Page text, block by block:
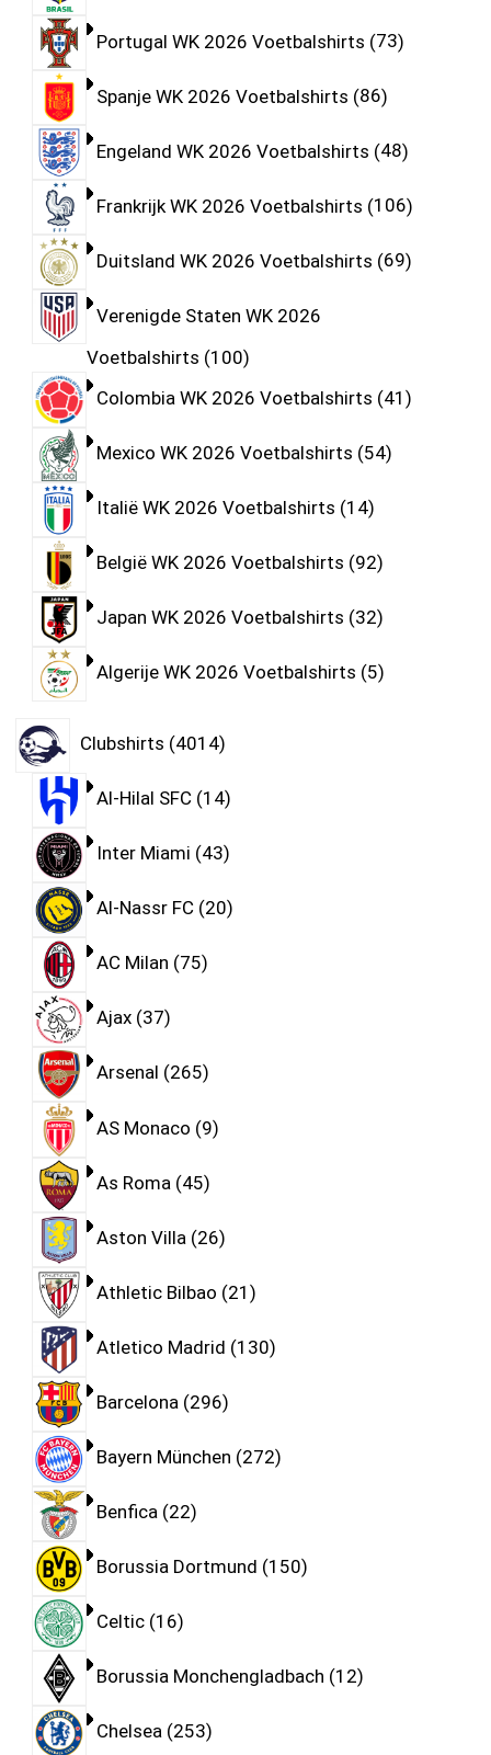
Portugal WK 2026 Voetbalshirts 73
Spanje WK 2026 Voetbalshirts 86
Engeland WK 2026 Voetbalshirts 48
Frankrijk WK 2026 Voetbalshirts 106
Duitsland WK 2026 Voetbalshirts 69
Verenigde Staten WK 2026
Voetbalshirts 100
Colombia WK 2026 Voetbalshirts 41
Mexico WK 2026 Voetbalshirts 54
Italië WK 2026 Voetbalshirts 14
België WK 2026 Voetbalshirts 92
Japan WK 2026 Voetbalshirts 32
Algerije WK 2026 Voetbalshirts 5
Clubshirts 4014
Al-Hilal SFC 14
Inter Miami 43
Al-Nassr FC 20
AC Milan 75
Ajax 37
Arsenal 265
AS Monaco 9
As Roma 45
Aston Villa 26
Athletic Bilbao 21
Atletico Madrid 130
Barcelona 296
Bayern München 272
Benfica 22
Borussia Dortmund 150
Celtic 16
Borussia Monchengladbach 12
Chelsea 253